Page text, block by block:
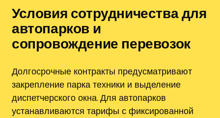
Условия сотрудничества для
автопарков и
сопровождение перевозок
Долгосрочные контракты предусматривают
закрепление парка техники и выделение
диспетчерского окна. Для автопарков
устанавливаются тарифы с фиксированной